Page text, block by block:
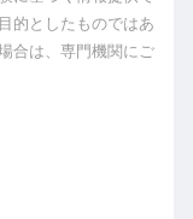
的としたものではあ
合は、専門機関にご